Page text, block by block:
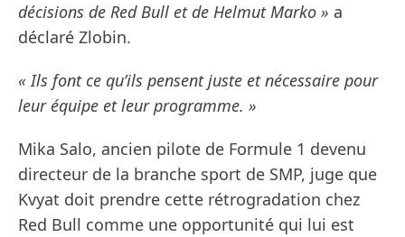
décisions de Red Bull et de Helmut Marko » a
déclaré Zlobin.
« Ils font ce qu’ils pensent juste et nécessaire pour
leur équipe et leur programme. »
Mika Salo, ancien pilote de Formule 1 devenu
directeur de la branche sport de SMP, juge que
Kvyat doit prendre cette rétrogradation chez
Red Bull comme une opportunité qui lui est